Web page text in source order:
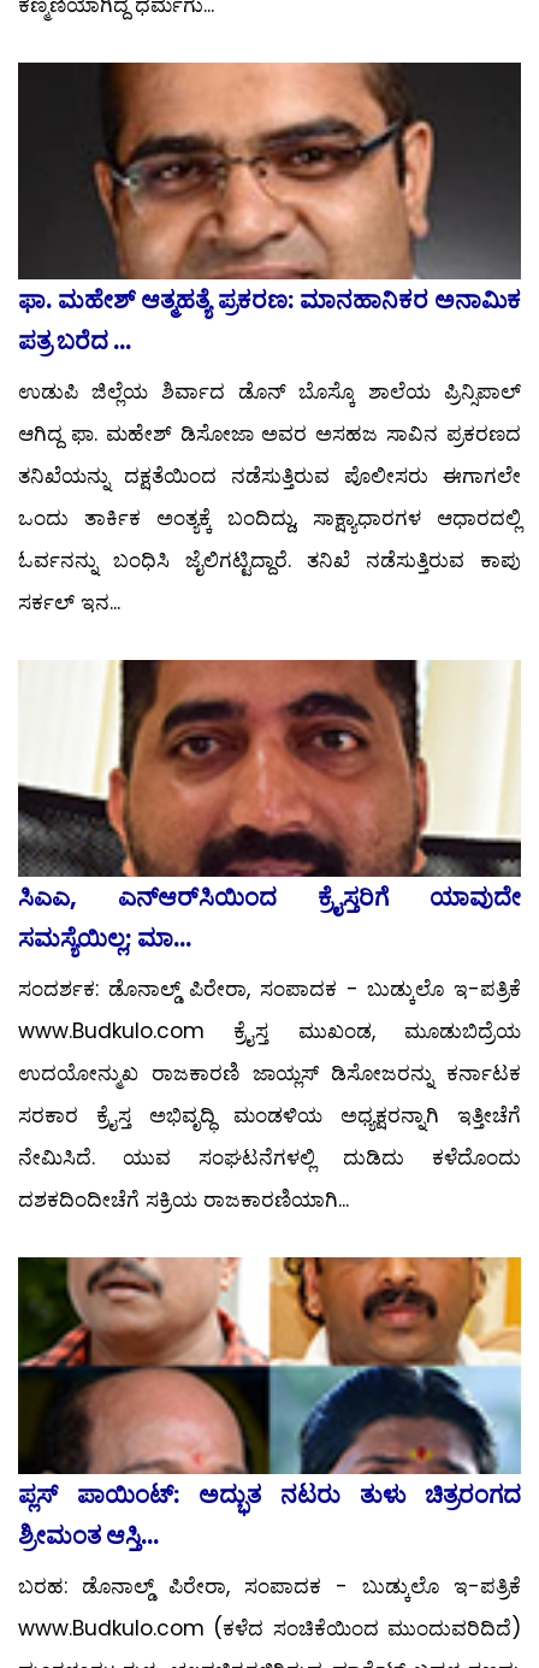
ಫಾ. ಮಹೇಶ್ ಆತ್ಮಹತ್ಯೆ ಪ್ರಕರಣ: ಮಾನಹಾನಿಕರ ಅನಾಮಿಕ
ಪತ್ರ ಬರೆದ ...
ಉಡುಪಿ ಜಿಲ್ಲೆಯ ಶಿರ್ವಾದ ಡೊನ್ ಬೊಸ್ಕೊ ಶಾಲೆಯ ಪ್ರಿನ್ಸಿಪಾಲ್
ಆಗಿದ್ದ ಫಾ. ಮಹೇಶ್ ಡಿಸೋಜಾ ಅವರ ಅಸಹಜ ಸಾವಿನ ಪ್ರಕರಣದ
ತನಿಖೆಯನ್ನು ದಕ್ಷತೆಯಿಂದ ನಡೆಸುತ್ತಿರುವ ಪೊಲೀಸರು ಈಗಾಗಲೇ
ಒಂದು ತಾರ್ಕಿಕ ಅಂತ್ಯಕ್ಕೆ ಬಂದಿದ್ದು, ಸಾಕ್ಷ್ಯಾಧಾರಗಳ ಆಧಾರದಲ್ಲಿ
ಓರ್ವನನ್ನು ಬಂಧಿಸಿ ಜೈಲಿಗಟ್ಟಿದ್ದಾರೆ. ತನಿಖೆ ನಡೆಸುತ್ತಿರುವ ಕಾಪು
ಸರ್ಕಲ್ ಇನ...
ಸಿಎಎ, ಎನ್‌ಆರ್‌ಸಿಯಿಂದ ಕ್ರೈಸ್ತರಿಗೆ ಯಾವುದೇ
ಸಮಸ್ಯೆಯಿಲ್ಲ; ಮಾ...
ಸಂದರ್ಶಕ: ಡೊನಾಲ್ಡ್ ಪಿರೇರಾ, ಸಂಪಾದಕ - ಬುಡ್ಕುಲೊ ಇ-ಪತ್ರಿಕೆ
www.Budkulo.com ಕ್ರೈಸ್ತ ಮುಖಂಡ, ಮೂಡುಬಿದ್ರೆಯ
ಉದಯೋನ್ಮುಖ ರಾಜಕಾರಣಿ ಜಾಯ್ಲಸ್ ಡಿಸೋಜರನ್ನು ಕರ್ನಾಟಕ
ಸರಕಾರ ಕ್ರೈಸ್ತ ಅಭಿವೃದ್ಧಿ ಮಂಡಳಿಯ ಅಧ್ಯಕ್ಷರನ್ನಾಗಿ ಇತ್ತೀಚೆಗೆ
ನೇಮಿಸಿದೆ. ಯುವ ಸಂಘಟನೆಗಳಲ್ಲಿ ದುಡಿದು ಕಳೆದೊಂದು
ದಶಕದಿಂದೀಚೆಗೆ ಸಕ್ರಿಯ ರಾಜಕಾರಣಿಯಾಗಿ...
ಪ್ಲಸ್ ಪಾಯಿಂಟ್: ಅದ್ಭುತ ನಟರು ತುಳು ಚಿತ್ರರಂಗದ
ಶ್ರೀಮಂತ ಆಸ್ತಿ...
ಬರಹ: ಡೊನಾಲ್ಡ್ ಪಿರೇರಾ, ಸಂಪಾದಕ - ಬುಡ್ಕುಲೊ ಇ-ಪತ್ರಿಕೆ
www.Budkulo.com (ಕಳೆದ ಸಂಚಿಕೆಯಿಂದ ಮುಂದುವರಿದಿದೆ)